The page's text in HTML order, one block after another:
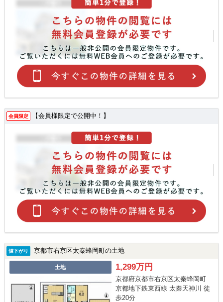
会員限定 【会員様限定で公開中！】
値下がり 京都市右京区太秦蜂岡町の土地
土地 1,299万円
京都府京都市右京区太秦蜂岡町
京都地下鉄東西線 太秦天神川 徒
歩20分